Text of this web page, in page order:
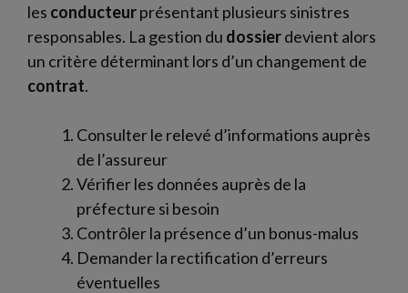
les conducteurprésentant plusieurs sinistres
responsables. La gestion du dossierdevient alors
un critère déterminant lors d’un changement de
contrat.
Consulter le relevé d’informations auprès
de l’assureur
Vérifier les données auprès de la
préfecture si besoin
Contrôler la présence d’un bonus-malus
Demander la rectification d’erreurs
éventuelles